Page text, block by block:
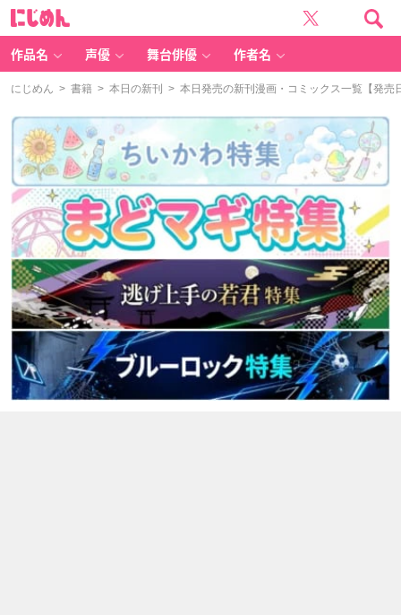
作品名 声優 舞台俳優 作者名
にじめん > 書籍 > 本日の新刊 > 本日発売の新刊漫画・コミックス一覧【発売